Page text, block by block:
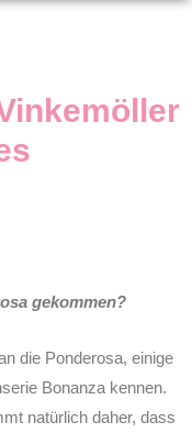
gekommen?
die Ponderosa, einige
Bonanza kennen.
natürlich daher, dass